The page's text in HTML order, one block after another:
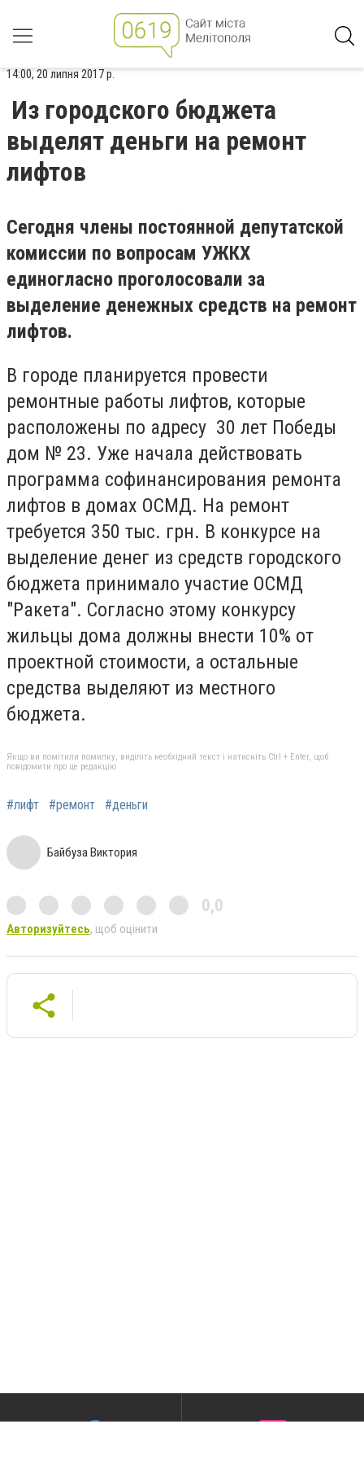
14:00, 20 липня 2017 р.
Из городского бюджета
выделят деньги на ремонт
лифтов
Сегодня члены постоянной депутатской
комиссии по вопросам УЖКХ
единогласно проголосовали за
выделение денежных средств на ремонт
лифтов.
В городе планируется провести
ремонтные работы лифтов, которые
расположены по адресу 30 лет Победы
дом № 23. Уже начала действовать
программа софинансирования ремонта
лифтов в домах ОСМД. На ремонт
требуется 350 тыс. грн. В конкурсе на
выделение денег из средств городского
бюджета принимало участие ОСМД
"Ракета". Согласно этому конкурсу
жильцы дома должны внести 10% от
проектной стоимости, а остальные
средства выделяют из местного
бюджета.
Якщо ви помітили помилку, виділіть необхідний текст і натисніть Ctrl + Enter, щоб
повідомити про це редакцію
#лифт #ремонт #деньги
Байбуза Виктория
0,0
Авторизуйтесь, щоб оцінити